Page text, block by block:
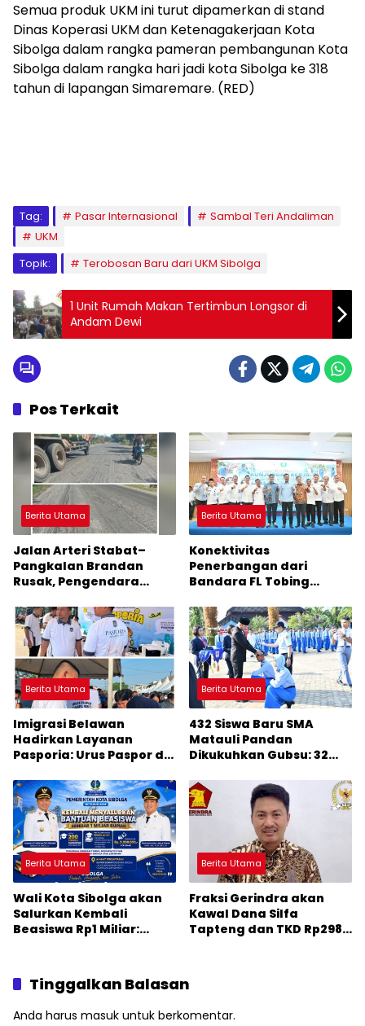
Semua produk UKM ini turut dipamerkan di stand
Dinas Koperasi UKM dan Ketenagakerjaan Kota
Sibolga dalam rangka pameran pembangunan Kota
Sibolga dalam rangka hari jadi kota Sibolga ke 318
tahun di lapangan Simaremare. (RED)
Tag: Pasar Internasional
Sambal Teri Andaliman
UKM
Topik:
Terobosan Baru dari UKM Sibolga
1 Unit Rumah Makan Tertimbun Longsor di
Andam Dewi
Pos Terkait
Berita Utama
Jalan Arteri Stabat–
Pangkalan Brandan
Rusak, Pengendara
Berita Utama
Konektivitas
Penerbangan dari
Bandara FL Tobing
Jadi Perhatian Anggota
DPR RI Muhammad Lokot
Nasution
Berita Utama
Imigrasi Belawan
Hadirkan Layanan
Pasporia: Urus Paspor di
Berita Utama
432 Siswa Baru SMA
Matauli Pandan
Dikukuhkan Gubsu: 32
SDM Unggul
Berita Utama
Wali Kota Sibolga akan
Salurkan Kembali
Beasiswa Rp1 Miliar:
Bencana
Berita Utama
Fraksi Gerindra akan
Kawal Dana Silfa
Tapteng dan TKD Rp298
Tinggalkan Balasan
Anda harus masuk untuk berkomentar.